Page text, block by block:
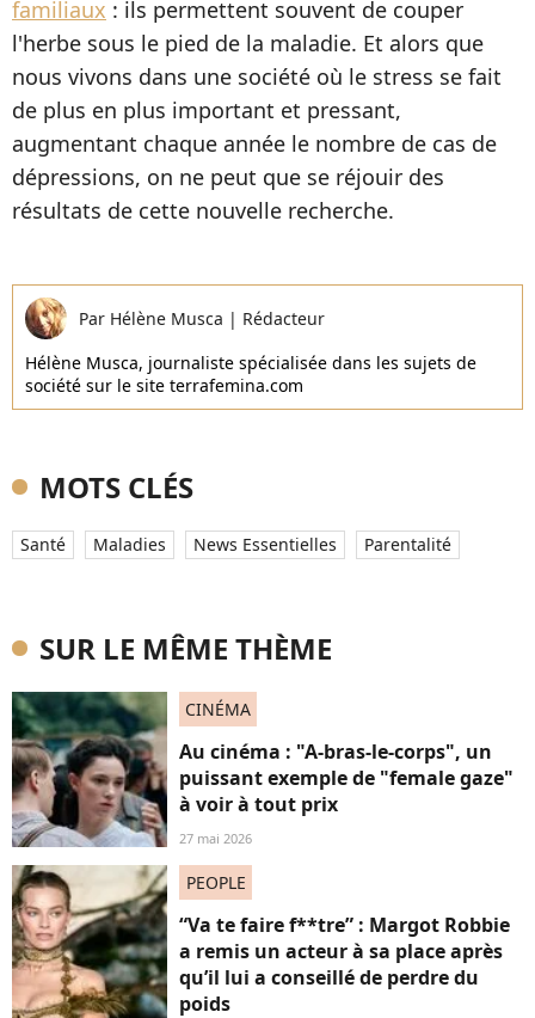
familiaux : ils permettent souvent de couper
l'herbe sous le pied de la maladie. Et alors que
nous vivons dans une société où le stress se fait
de plus en plus important et pressant,
augmentant chaque année le nombre de cas de
dépressions, on ne peut que se réjouir des
résultats de cette nouvelle recherche.
Par Hélène Musca | Rédacteur
Hélène Musca, journaliste spécialisée dans les sujets de
société sur le site terrafemina.com
MOTS CLÉS
Santé Maladies News Essentielles Parentalité
SUR LE MÊME THÈME
CINÉMA
Au cinéma : "A-bras-le-corps", un
puissant exemple de "female gaze"
à voir à tout prix
27 mai 2026
PEOPLE
“Va te faire f**tre” : Margot Robbie
a remis un acteur à sa place après
qu’il lui a conseillé de perdre du
poids